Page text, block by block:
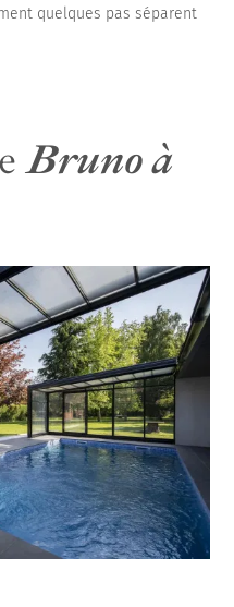
quelques pas séparent
Bruno à